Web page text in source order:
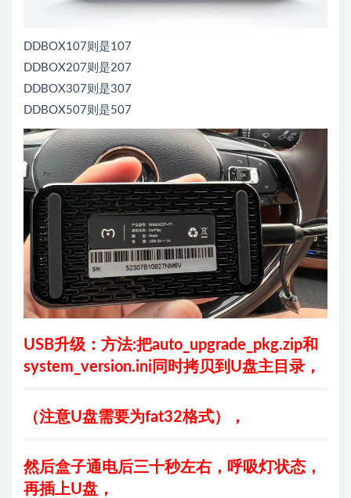
DDBOX107则是107
DDBOX207则是207
DDBOX307则是307
DDBOX507则是507
USB升级：方法:把auto_upgrade_pkg.zip和
system_version.ini同时拷贝到U盘主目录，
（注意U盘需要为fat32格式），
然后盒子通电后三十秒左右，呼吸灯状态，
再插上U盘，